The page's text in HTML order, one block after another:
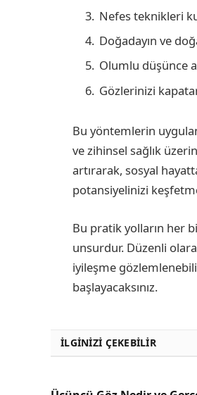
Nefes teknikleri
Doğadayın ve
Olumlu düşünce
Gözlerinizi
Bu yöntemlerin
ve zihinsel sağlık
artırarak, sosyal
potansiyelinizi
Bu pratik yolların her
unsurdur. Düzenli
iyileşme
başlayacaksınız.
İLGINIZI ÇEKEBILIR